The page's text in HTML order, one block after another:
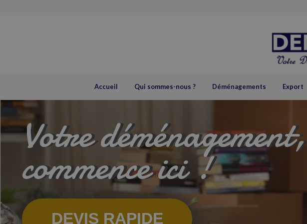
Accueil Qui sommes-nous ? Déménagements Export
Votre déménagement,
commence ici !
DEVIS RAPIDE